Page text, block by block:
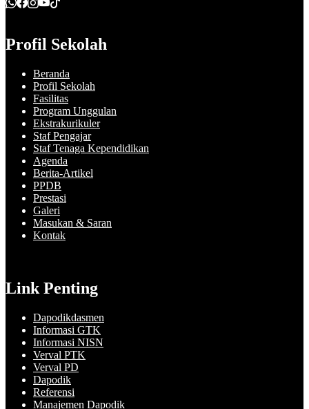
Profil Sekolah
Beranda
Profil Sekolah
Fasilitas
Program Unggulan
Ekstrakurikuler
Staf Pengajar
Staf Tenaga Kependidikan
Agenda
Berita-Artikel
PPDB
Prestasi
Galeri
Masukan & Saran
Kontak
Link Penting
Dapodikdasmen
Informasi GTK
Informasi NISN
Verval PTK
Verval PD
Dapodik
Referensi
Manajemen Dapodik